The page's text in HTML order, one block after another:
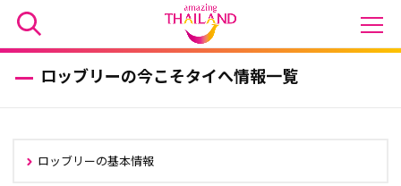
ロッブリーの今こそタイへ情報一覧
ロッブリーの基本情報